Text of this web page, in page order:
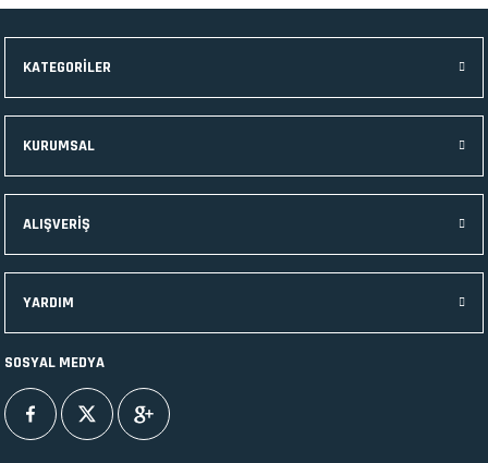
KATEGORİLER
KURUMSAL
ALIŞVERİŞ
YARDIM
SOSYAL MEDYA